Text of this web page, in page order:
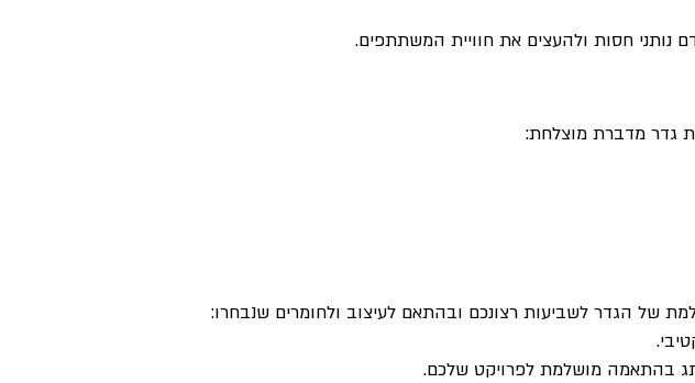
נותני חסות ולהעצים את חוויית המשתתפים.
גדר מדברת מוצלחת:
של הגדר לשביעות רצונכם ובהתאם לעיצוב ולחומרים שנבחרו:
בהתאמה מושלמת לפרויקט שלכם.